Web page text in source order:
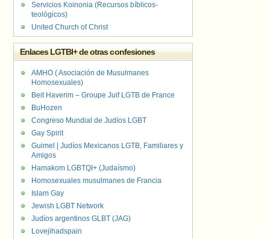
Servicios Koinonia (Recursos bíblicos-
teológicos)
United Church of Christ
Enlaces LGTBI+ de otras confesiones
AMHO ( Asociación de Musulmanes
Homosexuales)
Beit Haverim – Groupe Juif LGTB de France
BuHozen
Congreso Mundial de Judíos LGBT
Gay Spirit
Guimel | Judíos Mexicanos LGTB, Familiares y
Amigos
Hamakom LGBTQI+ (Judaísmo)
Homosexuales musulmanes de Francia
Islam Gay
Jewish LGBT Network
Judíos argentinos GLBT (JAG)
Lovejihadspain